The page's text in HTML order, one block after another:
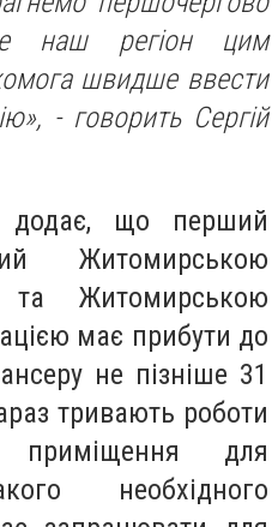
наш регіон цим
швидше ввести
- говорить Сергій
додає, що перший
Житомирською
Житомирською
має прибути до
не пізніше 31
тривають роботи
приміщення для
необхідного